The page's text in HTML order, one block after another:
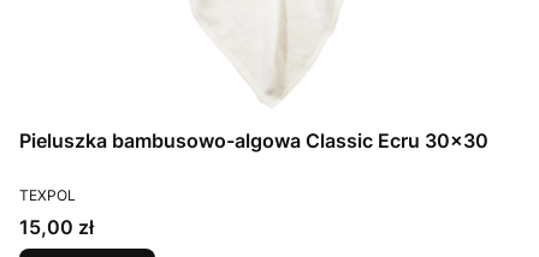
Pieluszka bambusowo-algowa Classic Ecru 30x30
PRODUCENT
TEXPOL
Cena
15,00 zł